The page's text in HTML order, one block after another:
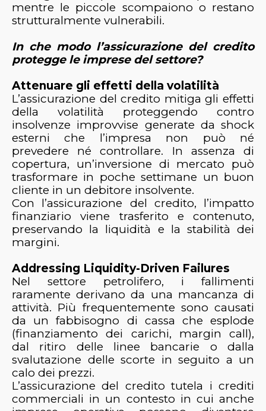
mentre le piccole scompaiono o restano
strutturalmente vulnerabili.
In che modo l’assicurazione del credito
protegge le imprese del settore?
Attenuare gli effetti della volatilità
L’assicurazione del credito mitiga gli effetti
della volatilità proteggendo contro
insolvenze improvvise generate da shock
esterni che l’impresa non può né
prevedere né controllare. In assenza di
copertura, un’inversione di mercato può
trasformare in poche settimane un buon
cliente in un debitore insolvente.
Con l’assicurazione del credito, l’impatto
finanziario viene trasferito e contenuto,
preservando la liquidità e la stabilità dei
margini.
Addressing Liquidity-Driven Failures
Nel settore petrolifero, i fallimenti
raramente derivano da una mancanza di
attività. Più frequentemente sono causati
da un fabbisogno di cassa che esplode
(finanziamento dei carichi, margin call),
dal ritiro delle linee bancarie o dalla
svalutazione delle scorte in seguito a un
calo dei prezzi.
L’assicurazione del credito tutela i crediti
commerciali in un contesto in cui anche